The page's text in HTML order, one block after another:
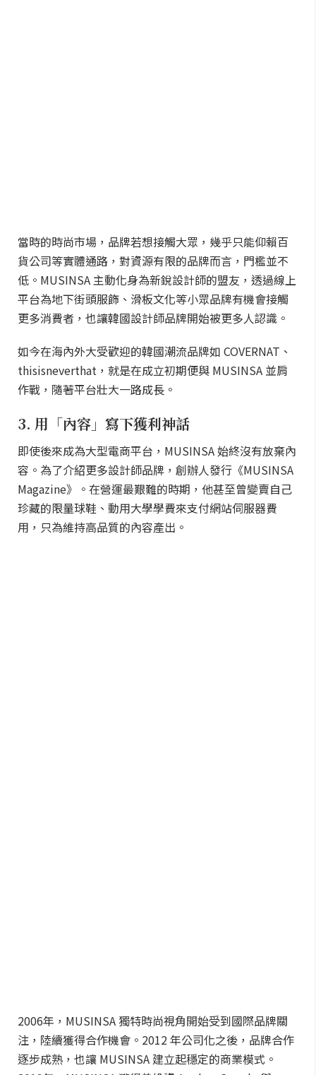
當時的時尚市場，品牌若想接觸大眾，幾乎只能仰賴百
貨公司等實體通路，對資源有限的品牌而言，門檻並不
低。MUSINSA 主動化身為新銳設計師的盟友，透過線上
平台為地下街頭服飾、滑板文化等小眾品牌有機會接觸
更多消費者，也讓韓國設計師品牌開始被更多人認識。
如今在海內外大受歡迎的韓國潮流品牌如 COVERNAT、
thisisneverthat，就是在成立初期便與 MUSINSA 並肩
作戰，隨著平台壯大一路成長。
3. 用「內容」寫下獲利神話
即使後來成為大型電商平台，MUSINSA 始終沒有放棄內
容。為了介紹更多設計師品牌，創辦人發行《MUSINSA
Magazine》。在營運最艱難的時期，他甚至曾變賣自己
珍藏的限量球鞋、動用大學學費來支付網站伺服器費
用，只為維持高品質的內容產出。
2006年，MUSINSA 獨特時尚視角開始受到國際品牌關
注，陸續獲得合作機會。2012 年公司化之後，品牌合作
逐步成熟，也讓 MUSINSA 建立起穩定的商業模式。